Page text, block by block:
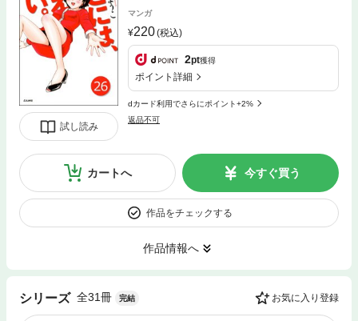
試し読み
マンガ
220(税込)
2pt獲得
ポイント詳細
dカード利用でさらにポイント+2%
返品不可
カートへ 今すぐ買う
作品をチェックする
作品情報へ
シリーズ 全31冊 完結 お気に入り登録